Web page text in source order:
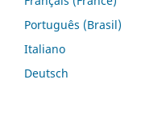
Português (Brasil)
Italiano
Deutsch